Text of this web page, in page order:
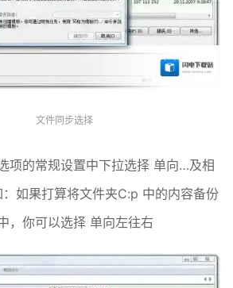
文件同步选择
项的常规设置中下拉选择 单向…及相
如果打算将文件夹C:p 中的内容备份
，你可以选择 单向左往右